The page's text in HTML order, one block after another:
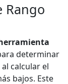
Rango
determinar
calcular el
bajos. Este